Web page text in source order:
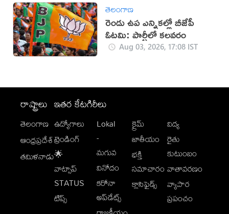
తెలంగాణ
రెండు ఉప ఎన్నికల్లో బీజేపీ
ఓటమి: పార్టీలో కలవరం
Aug 03, 2026, 17:08 IST
రాష్ట్రాలు
తెలంగాణ
ఆంధ్రప్రదేశ్
తమిళనాడు
ఇతర కేటగిరీలు
ఉద్యోగాలు
ట్రెండింగ్
🌟
వాట్సాప్
STATUS
టిప్స్
Lokal
-
మగువ
వినోదం
కరోనా
అప్‌డేట్స్
క్రైమ్
జాతీయం
భక్తి
సమాచారం
క్లాసిఫైడ్స్
విద్య
రైతు
కుటుంబం
వాతావరణం
వ్యాపార
ప్రపంచం